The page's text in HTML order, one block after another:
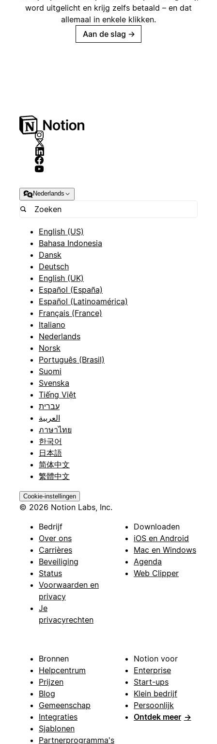
word uitgelicht en krijg zelfs betaald – en dat
allemaal in enkele klikken.
Aan de slag →
Nederlands
English (US)
Bahasa Indonesia
Dansk
Deutsch
English (UK)
Español (España)
Español (Latinoamérica)
Français (France)
Italiano
Nederlands
Norsk
Português (Brasil)
Suomi
Svenska
Tiếng Việt
עברית
العربية
ภาษาไทย
한국어
日本語
简体中文
繁體中文
Cookie-instellingen
© 2026 Notion Labs, Inc.
Bedrijf
Over ons
Carrières
Beveiliging
Status
Voorwaarden en
privacy
Je
privacyrechten
Downloaden
iOS en Android
Mac en Windows
Agenda
Web Clipper
Bronnen
Helpcentrum
Prijzen
Blog
Gemeenschap
Integraties
Sjablonen
Partnerprogramma's
Notion voor
Enterprise
Start-ups
Klein bedrijf
Persoonlijk
Ontdek meer →